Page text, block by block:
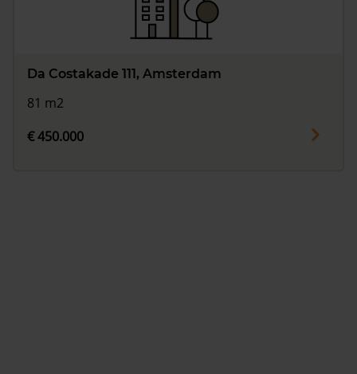
Da Costakade 111, Amsterdam
81 m2
€ 450.000